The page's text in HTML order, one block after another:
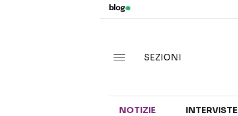
SEZIONI
NOTIZIE INTERVISTE